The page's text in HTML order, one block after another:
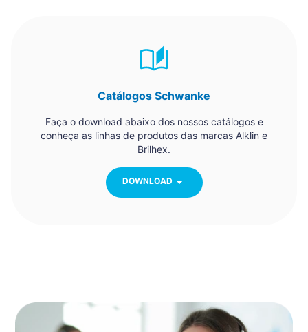
Catálogos Schwanke
Faça o download abaixo dos nossos catálogos e
conheça as linhas de produtos das marcas Alklin e
Brilhex.
DOWNLOAD